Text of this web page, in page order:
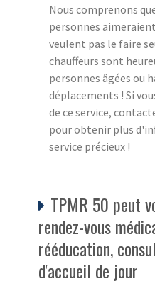
Nous comprenons
personnes
veulent pas le faire
chauffeurs sont
personnes âgées ou
déplacements ! Si
de ce service,
pour obtenir plus
service précieux !
TPMR 50 peut
rendez-vous
rééducation,
d'accueil de jour